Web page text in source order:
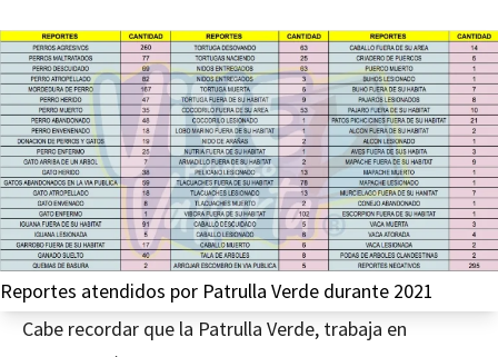
Reportes atendidos por Patrulla Verde durante 2021
Cabe recordar que la Patrulla Verde, trabaja en